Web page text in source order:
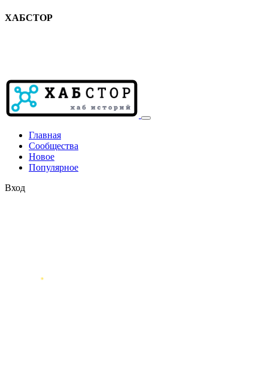
ХАБСТОР
Главная
Сообщества
Новое
Популярное
Вход